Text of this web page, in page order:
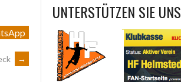
→
UNTERSTÜTZEN SIE UNS